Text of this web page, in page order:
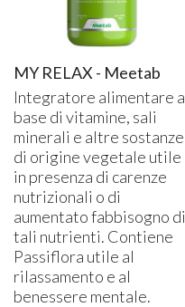
MY RELAX - Meetab
Integratore alimentare a
base di vitamine, sali
minerali e altre sostanze
di origine vegetale utile
in presenza di carenze
nutrizionali o di
aumentato fabbisogno di
tali nutrienti. Contiene
Passiflora utile al
rilassamento e al
benessere mentale.